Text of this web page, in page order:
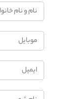
نام
و
خانوادگی
موبایل
ایمیل
نام